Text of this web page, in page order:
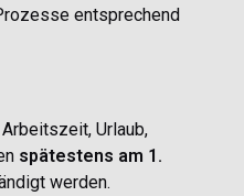
entsprechend
Urlaub,
spätestens am 1.
werden.